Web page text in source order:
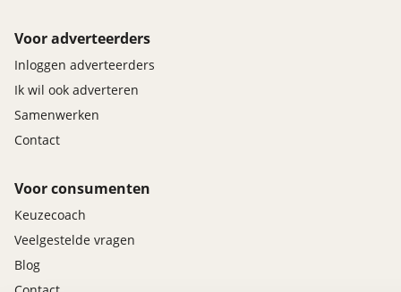
Voor adverteerders
Inloggen adverteerders
Ik wil ook adverteren
Samenwerken
Contact
Voor consumenten
Keuzecoach
Veelgestelde vragen
Blog